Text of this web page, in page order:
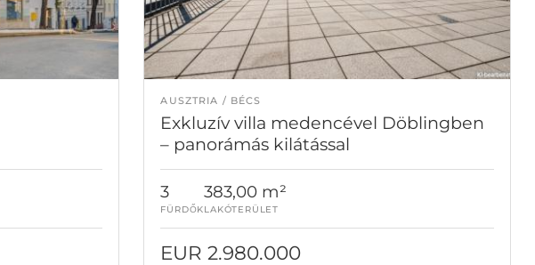
AUSZTRIA BÉCS
Exkluzív villa medencével Döblingben
– panorámás kilátással
3
FÜRDŐK
383,00 m²
LAKÓTERÜLET
EUR 2.980.000